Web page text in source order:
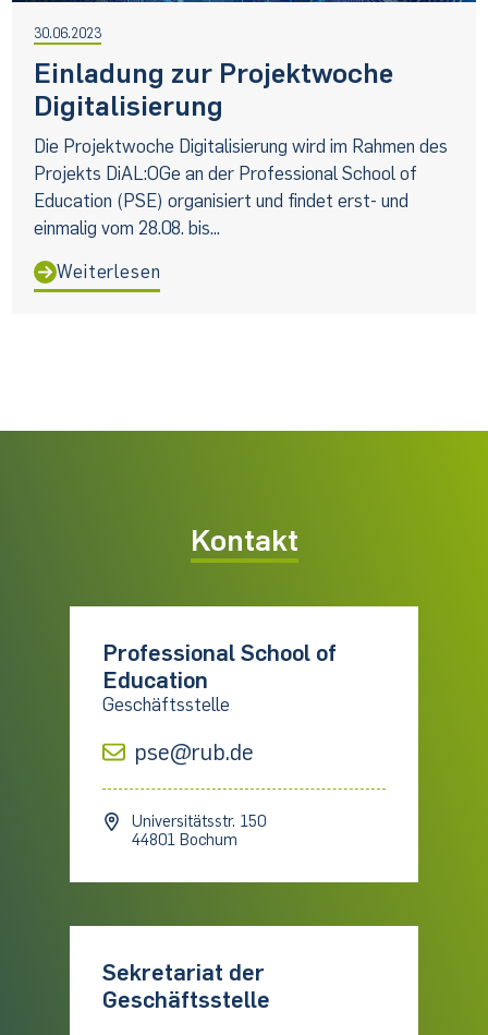
30.06.2023
Einladung zur Projektwoche
Digitalisierung
Die Projektwoche Digitalisierung wird im Rahmen des
Projekts DiAL:OGe an der Professional School of
Education (PSE) organisiert und findet erst- und
einmalig vom 28.08. bis...
Weiterlesen
Kontakt
Professional School of
Education
Geschäftsstelle
pse@rub.de
Universitätsstr. 150
44801 Bochum
Sekretariat der
Geschäftsstelle